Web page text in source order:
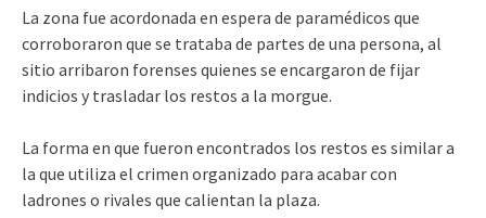
La zona fue acordonada en espera de paramédicos que
corroboraron que se trataba de partes de una persona, al
sitio arribaron forenses quienes se encargaron de fijar
indicios y trasladar los restos a la morgue.
La forma en que fueron encontrados los restos es similar a
la que utiliza el crimen organizado para acabar con
ladrones o rivales que calientan la plaza.